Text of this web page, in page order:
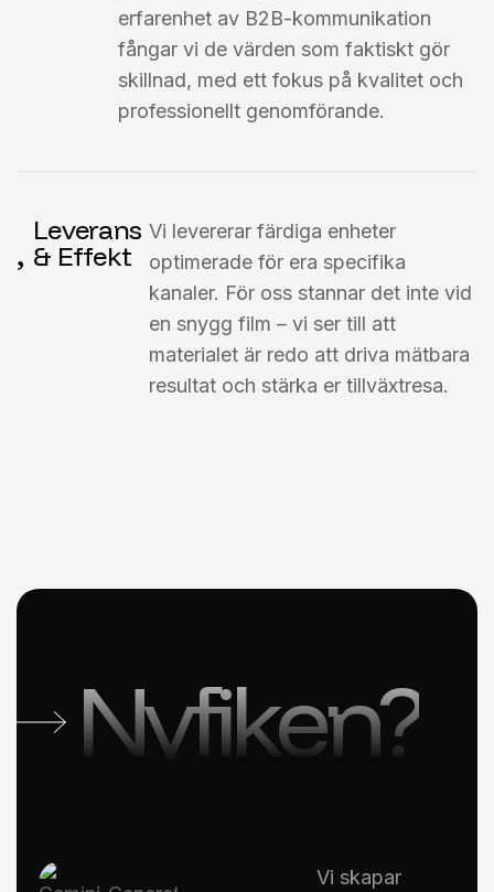
erfarenhet av B2B-kommunikation
fångar vi de värden som faktiskt gör
skillnad, med ett fokus på kvalitet och
professionellt genomförande.
Leverans
& Effekt
Vi levererar färdiga enheter
optimerade för era specifika
kanaler. För oss stannar det inte vid
en snygg film – vi ser till att
materialet är redo att driva mätbara
resultat och stärka er tillväxtresa.
Nyfiken?
Vi skapar